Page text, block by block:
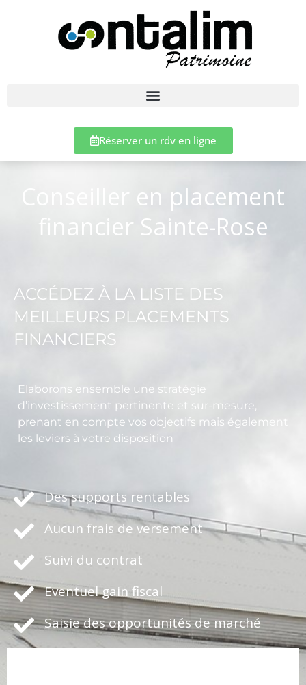
Réserver un rdv en ligne
Conseiller en placement
financier Sainte-Rose
ACCÉDEZ À LA LISTE DES
MEILLEURS PLACEMENTS
FINANCIERS
Elaborons ensemble une stratégie
d’investissement pertinente et sur-mesure,
prenant en compte vos objectifs mais également
les leviers à votre disposition
Des supports rentables
Aucun frais de versement
Suivi du contrat
Eventuel gain fiscal
Saisie des opportunités de marché